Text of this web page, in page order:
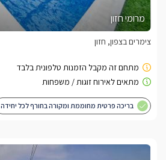
מרומי חזון
צימרים בצפון, חזון
בריכה פרטית מחוממת ומקורה בחורף לכל יחידה